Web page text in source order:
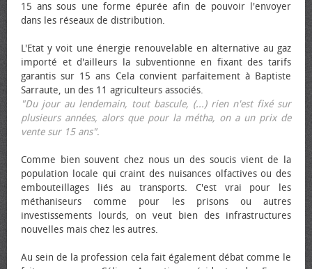
15 ans sous une forme épurée afin de pouvoir l'envoyer
dans les réseaux de distribution.
L'Etat y voit une énergie renouvelable en alternative au gaz
importé et d'ailleurs la subventionne en fixant des tarifs
garantis sur 15 ans Cela convient parfaitement à Baptiste
Sarraute, un des 11 agriculteurs associés.
"Du jour au lendemain, tout bascule, (...) rien n'est fixé sur
plusieurs années, alors que pour la métha, on a un prix de
vente sur 15 ans".
Comme bien souvent chez nous un des soucis vient de la
population locale qui craint des nuisances olfactives ou des
embouteillages liés au transports. C'est vrai pour les
méthaniseurs comme pour les prisons ou autres
investissements lourds, on veut bien des infrastructures
nouvelles mais chez les autres.
Au sein de la profession cela fait également débat comme le